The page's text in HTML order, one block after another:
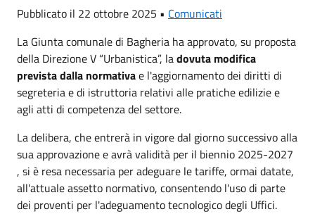
Pubblicato il 22 ottobre 2025 • Comunicati
La Giunta comunale di Bagheria ha approvato, su proposta
della Direzione V “Urbanistica”, ladovuta modifica
prevista dalla normativae l'aggiornamento dei diritti di
segreteria e di istruttoria relativi alle pratiche edilizie e
agli atti di competenza del settore.
La delibera, che entrerà in vigore dal giorno successivo alla
sua approvazione e avrà validità per il biennio 2025-2027
, si è resa necessaria per adeguare le tariffe, ormai datate,
all'attuale assetto normativo, consentendo l'uso di parte
dei proventi per l'adeguamento tecnologico degli Uffici.